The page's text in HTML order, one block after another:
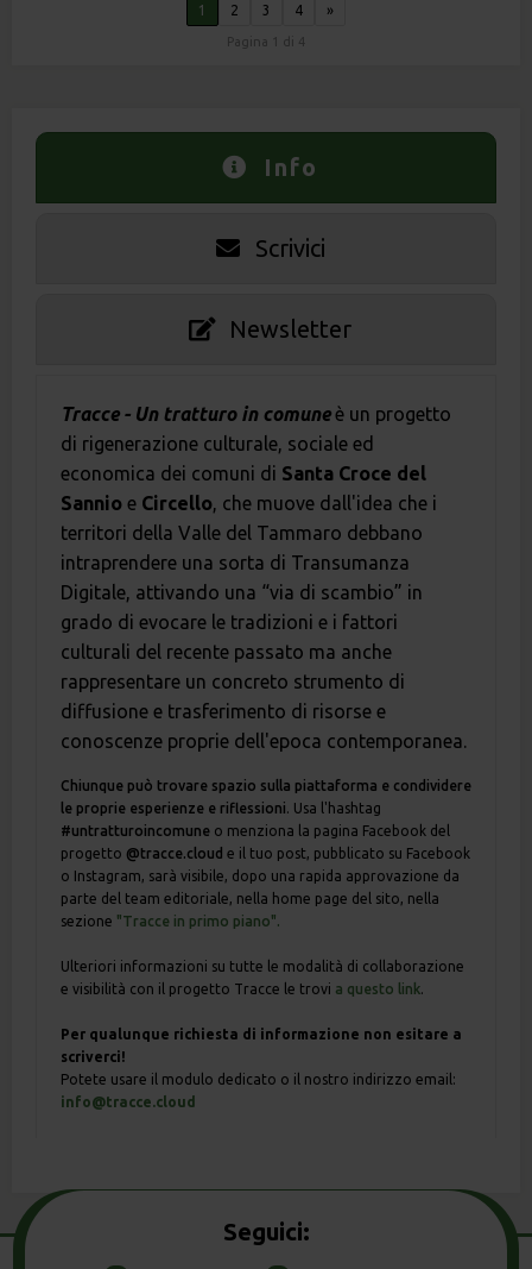
1 2 3 4 »
Pagina 1 di 4
Info
Scrivici
Newsletter
Tracce - Un tratturo in comuneè un progetto
di rigenerazione culturale, sociale ed
economica dei comuni di Santa Croce del
Sannio e Circello, che muove dall'idea che i
territori della Valle del Tammaro debbano
intraprendere una sorta di Transumanza
Digitale, attivando una “via di scambio” in
grado di evocare le tradizioni e i fattori
culturali del recente passato ma anche
rappresentare un concreto strumento di
diffusione e trasferimento di risorse e
conoscenze proprie dell'epoca contemporanea.
Chiunque può trovare spazio sulla piattaforma e condividere
le proprie esperienze e riflessioni. Usa l'hashtag
#untratturoincomune o menziona la pagina Facebook del
progetto @tracce.cloud e il tuo post, pubblicato su Facebook
o Instagram, sarà visibile, dopo una rapida approvazione da
parte del team editoriale, nella home page del sito, nella
sezione "Tracce in primo piano".
Ulteriori informazioni su tutte le modalità di collaborazione
e visibilità con il progetto Tracce le trovi a questo link.
Per qualunque richiesta di informazione non esitare a
scriverci!
Potete usare il modulo dedicato o il nostro indirizzo email:
info@tracce.cloud
Seguici: